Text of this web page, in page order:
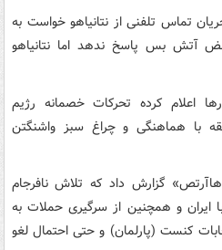
تماس تلفنی از نتانیاهو خواست به
آتش بس پاسخ ندهد اما نتانیاهو
اعلام کرده تحرکات خصمانه رژیم
با هماهنگی و چراغ سبز واشنگتن
گزارش داد که تلاش نافرجام
ایران و همچنین از سرگیری حملات به
کنست (پارلمان) و حتی احتمال لغو